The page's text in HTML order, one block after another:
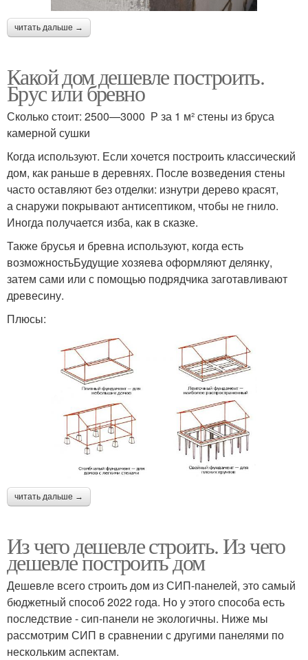
читать дальше →
Какой дом дешевле построить.
Брус или бревно
Сколько стоит: 2500—3000 Р за 1 м² стены из бруса
камерной сушки
Когда используют. Если хочется построить классический
дом, как раньше в деревнях. После возведения стены
часто оставляют без отделки: изнутри дерево красят,
а снаружи покрывают антисептиком, чтобы не гнило.
Иногда получается изба, как в сказке.
Также брусья и бревна используют, когда есть
возможностьБудущие хозяева оформляют делянку,
затем сами или с помощью подрядчика заготавливают
древесину.
Плюсы:
читать дальше →
Из чего дешевле строить. Из чего
дешевле построить дом
Дешевле всего строить дом из СИП-панелей, это самый
бюджетный способ 2022 года. Но у этого способа есть
последствие - сип-панели не экологичны. Ниже мы
рассмотрим СИП в сравнении с другими панелями по
нескольким аспектам.